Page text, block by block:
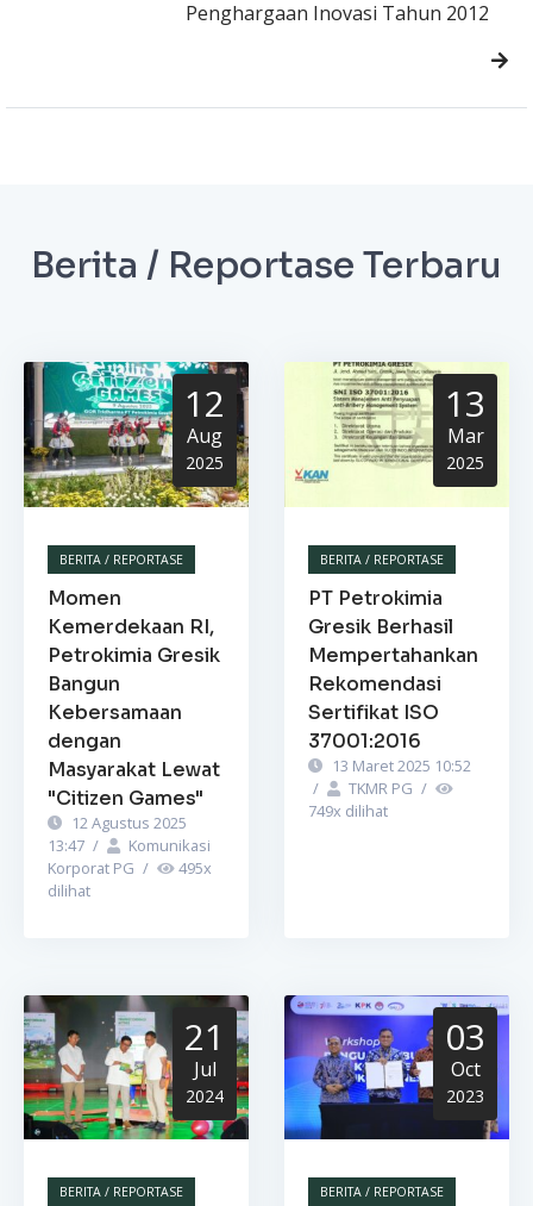
Penghargaan Inovasi Tahun 2012
Berita / Reportase Terbaru
12
Aug
2025
BERITA / REPORTASE
Momen
Kemerdekaan RI,
Petrokimia Gresik
Bangun
Kebersamaan
dengan
Masyarakat Lewat
"Citizen Games"
12 Agustus 2025
13:47 /
Komunikasi
Korporat PG / 495x
dilihat
13
Mar
2025
BERITA / REPORTASE
PT Petrokimia
Gresik Berhasil
Mempertahankan
Rekomendasi
Sertifikat ISO
37001:2016
13 Maret 2025 10:52
/
TKMR PG /
749x dilihat
21
Jul
2024
BERITA / REPORTASE
03
Oct
2023
BERITA / REPORTASE